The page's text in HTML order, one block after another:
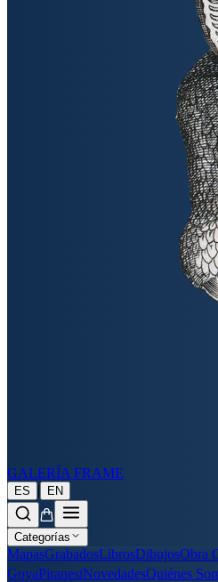
GALERÍA FRAME
ES | EN
Categorías
MapasGrabadosLibrosDibujosObra
GoyaPiranesiNovedadesQuiénes